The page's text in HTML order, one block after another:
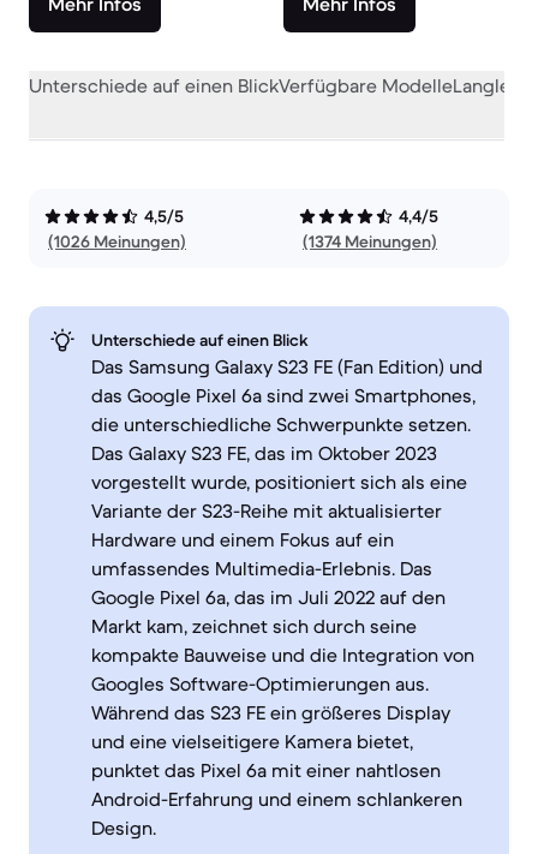
Unterschiede auf einen BlickVerfügbare Modelle
4,5/5
(1026 Meinungen)
4,4/5
(1374 Meinungen)
Unterschiede auf einen Blick
Das Samsung Galaxy S23 FE (Fan Edition) und
das Google Pixel 6a sind zwei Smartphones,
die unterschiedliche Schwerpunkte setzen.
Das Galaxy S23 FE, das im Oktober 2023
vorgestellt wurde, positioniert sich als eine
Variante der S23-Reihe mit aktualisierter
Hardware und einem Fokus auf ein
umfassendes Multimedia-Erlebnis. Das
Google Pixel 6a, das im Juli 2022 auf den
Markt kam, zeichnet sich durch seine
kompakte Bauweise und die Integration von
Googles Software-Optimierungen aus.
Während das S23 FE ein größeres Display
und eine vielseitigere Kamera bietet,
punktet das Pixel 6a mit einer nahtlosen
Android-Erfahrung und einem schlankeren
Design.